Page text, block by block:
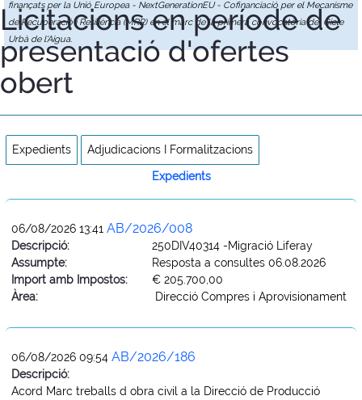
finançats per la Unió Europea - NextGenerationEU - Cofinanciació per el Mecanisme
de Recuperació i Resiliència (MRR) en el marc de la primera convocatòria del Cicle
Urbà de l'Aigua.
Licitacions en període de
presentació d'ofertes
obert
Expedients Adjudicacions I Formalitzacions
Expedients
06/08/2026 13:41 AB/2026/008
Descripció:
250DIV40314 -Migració Liferay
Assumpte:
Resposta a consultes 06.08.2026
Import amb Impostos:
€ 205.700,00
Àrea:
Direcció Compres i Aprovisionament
06/08/2026 09:54 AB/2026/186
Descripció:
Acord Marc treballs d obra civil a la Direcció de Producció